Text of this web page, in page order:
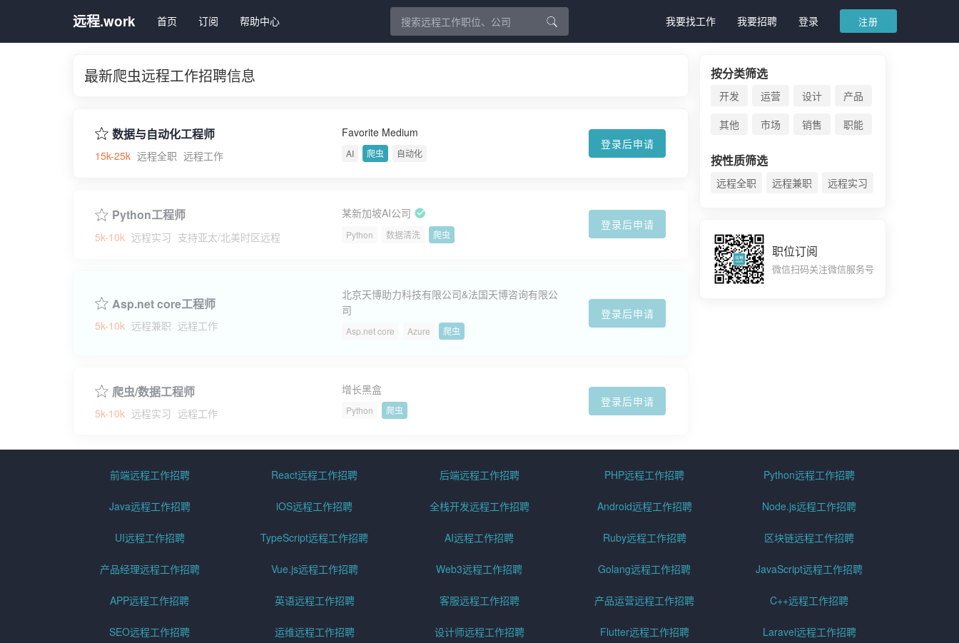
远程.work 首页 订阅 帮助中心 我要找工作 我要招聘 登录 注册
最新爬虫远程工作招聘信息
数据与自动化工程师
15k-25k 远程全职 远程工作
Favorite Medium
AI 爬虫 自动化
登录后申请
Python工程师
5k-10k 远程实习 支持亚太/北美时区远程
某新加坡AI公司
Python 数据清洗 爬虫
登录后申请
Asp.net core工程师
5k-10k 远程兼职 远程工作
北京天博助力科技有限公司&法国天博咨询有限公
司
Asp.net core Azure 爬虫
登录后申请
爬虫/数据工程师
5k-10k 远程实习 远程工作
增长黑盒
Python 爬虫
登录后申请
按分类筛选
开发 运营 设计
产品
其他
市场 销售 职能
按性质筛选
远程全职 远程兼职 远程实习
职位订阅
微信扫码关注微信服务号
前端远程工作招聘 React远程工作招聘 后端远程工作招聘 PHP远程工作招聘 Python远程工作招聘
Java远程工作招聘 iOS远程工作招聘 全栈开发远程工作招聘 Android远程工作招聘 Node.js远程工作招聘
UI远程工作招聘 TypeScript远程工作招聘 AI远程工作招聘 Ruby远程工作招聘 区块链远程工作招聘
产品经理远程工作招聘 Vue.js远程工作招聘 Web3远程工作招聘 Golang远程工作招聘 JavaScript远程工作招聘
APP远程工作招聘 英语远程工作招聘 客服远程工作招聘 产品运营远程工作招聘 C++远程工作招聘
SEO远程工作招聘 运维远程工作招聘 设计师远程工作招聘 Flutter远程工作招聘 Laravel远程工作招聘